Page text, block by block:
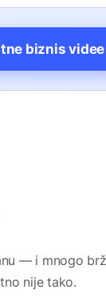
biznis
— i mnogo
nije tako.